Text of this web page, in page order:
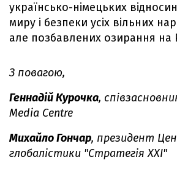
українсько-німецьких
миру і безпеки усіх вільних
але позбавлених озирання на
З повагою,
Геннадій Курочка,
Media Centre
Михайло Гончар, президент
глобалістики "Стратегія XXI"